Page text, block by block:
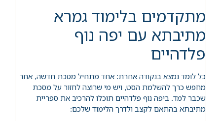
מתקדמים בלימוד גמרא
מתיבתא עם יפה נוף
פלדהיים
כל לומד נמצא בנקודה אחרת: אחד מתחיל מסכת חדשה, אחר
מחפש כרך להשלמת הסט, ויש מי שרוצה לחזור על מסכת
שכבר למד. ביפה נוף פלדהיים תוכלו להרכיב את ספריית
מתיבתא בהתאם לקצב ולדרך הלימוד שלכם: